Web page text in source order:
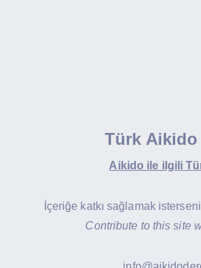
Türk Aikido
Aikido ile ilgili
İçeriğe katkı sağlamak
Contribute to this site